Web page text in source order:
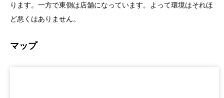
ります。一方で東側は店舗になっています。よって環境はそれほ
ど悪くはありません。
マップ